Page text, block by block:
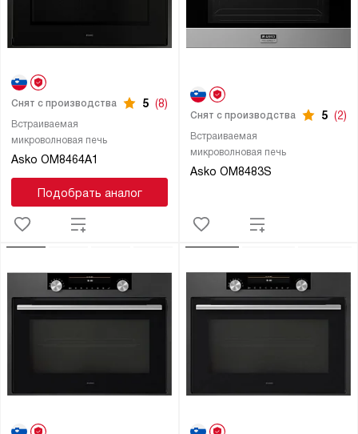
Встраиваемая
микроволновая печь
Asko OM8464A1
Снят с производства 5 (8)
Подобрать аналог
Встраиваемая
микроволновая печь
Asko OM8483S
Снят с производства 5 (2)